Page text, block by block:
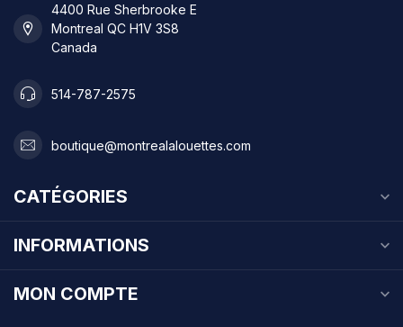
4400 Rue Sherbrooke E
Montreal QC H1V 3S8
Canada
514-787-2575
boutique@montrealalouettes.com
CATÉGORIES
INFORMATIONS
MON COMPTE